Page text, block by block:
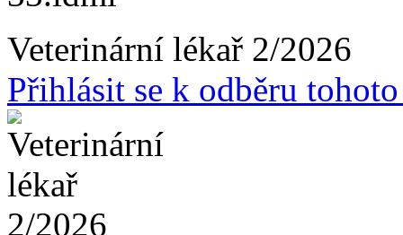
Veterinární lékař 2/2026
Přihlásit se k odběru